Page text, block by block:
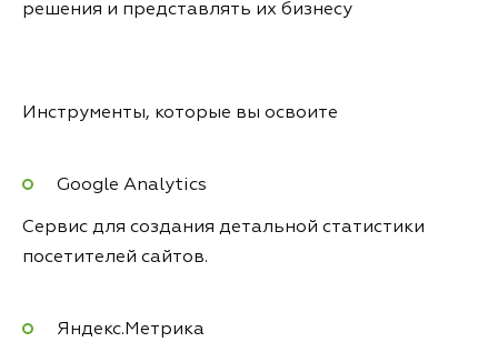
решения и представлять их бизнесу
Инструменты, которые вы освоите
Google Analytics
Сервис для создания детальной статистики
посетителей сайтов.
Яндекс.Метрика